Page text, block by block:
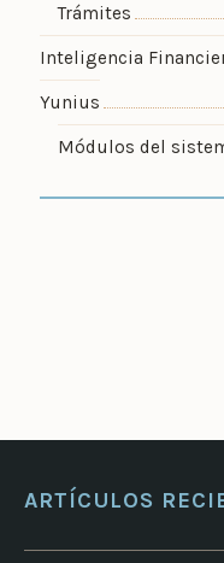
Trámites
Inteligencia
Yunius
Módulos del
ARTÍCULOS